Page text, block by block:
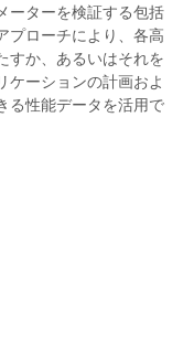
ーターを検証する包括
プローチにより、各高
すか、あるいはそれを
ケーションの計画およ
る性能データを活用で